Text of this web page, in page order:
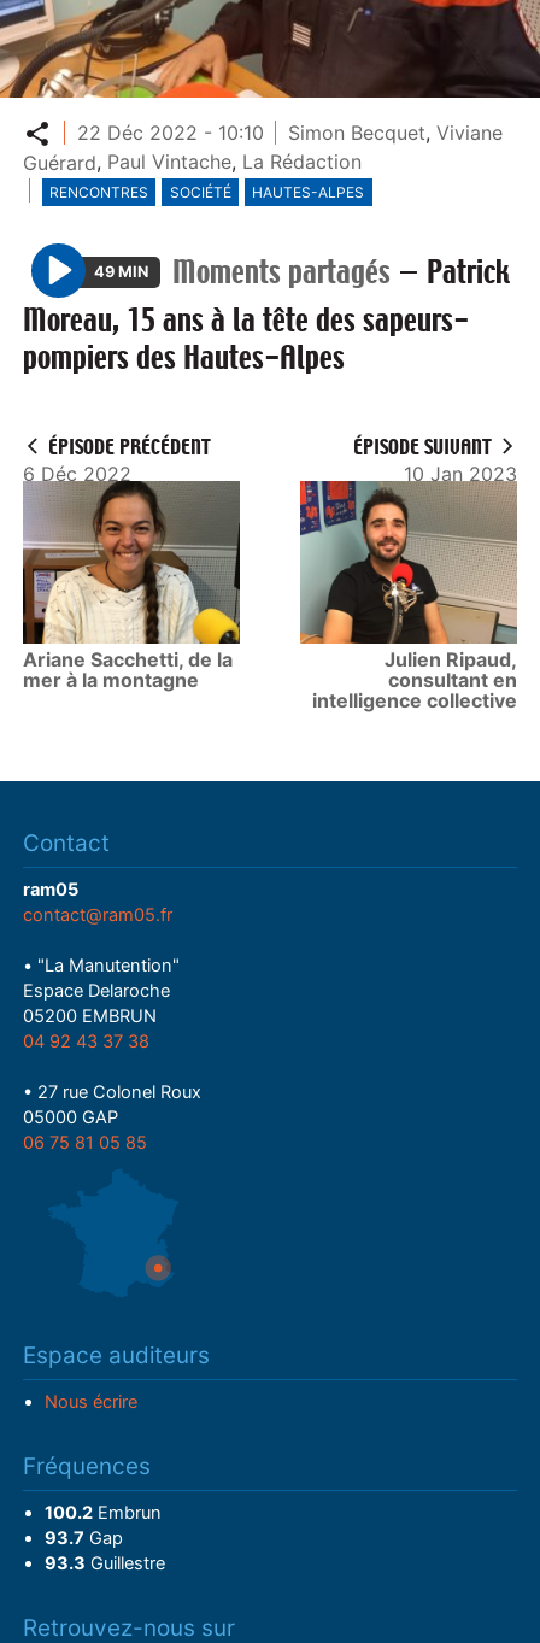
Partager
22 Déc 2022 - 10:10 Simon Becquet, Viviane
Guérard, Paul Vintache, La Rédaction
RENCONTRES SOCIÉTÉ HAUTES-ALPES
P
l
a
49 MIN Moments partagés — Patrick
Moreau, 15 ans à la tête des sapeurs-
pompiers des Hautes-Alpes
ÉPISODE PRÉCÉDENT
6 Déc 2022
Ariane Sacchetti, de la
mer à la montagne
ÉPISODE SUIVANT
10 Jan 2023
Julien Ripaud,
consultant en
intelligence collective
Contact
ram05
contact@ram05.fr
• "La Manutention"
Espace Delaroche
05200 EMBRUN
04 92 43 37 38
• 27 rue Colonel Roux
05000 GAP
06 75 81 05 85
Espace auditeurs
Nous écrire
Fréquences
100.2Embrun
93.7 Gap
93.3 Guillestre
Retrouvez-nous sur